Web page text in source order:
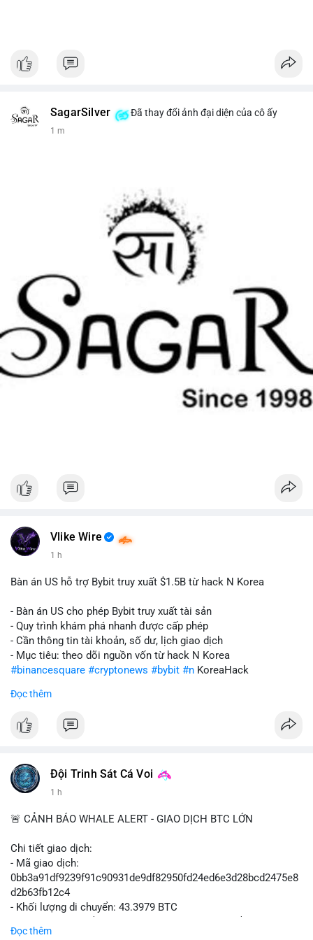
SagarSilver Đã thay đổi ảnh đại diện của cô ấy
1 m
Vlike Wire
1 h
Bàn án US hỗ trợ Bybit truy xuất $1.5B từ hack N Korea
- Bàn án US cho phép Bybit truy xuất tài sản
- Quy trình khám phá nhanh được cấp phép
- Cần thông tin tài khoản, số dư, lịch giao dịch
- Mục tiêu: theo dõi nguồn vốn từ hack N Korea
#binancesquare #cryptonews #bybit #n KoreaHack
$btc $eth
#vlikevn #titanbot
Đọc thêm
Đội Trinh Sát Cá Voi
1 h
🚨 CẢNH BÁO WHALE ALERT - GIAO DỊCH BTC LỚN
Chi tiết giao dịch:
- Mã giao dịch:
0bb3a91df9239f91c90931de9df82950fd24ed6e3d28bcd2475e8
d2b63fb12c4
- Khối lượng di chuyển: 43.3979 BTC
USD)
Đọc thêm